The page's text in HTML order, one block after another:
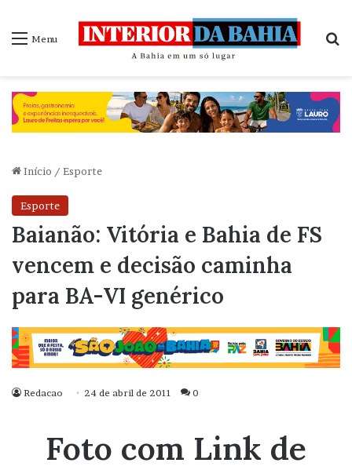
Menu
Início / Esporte
Esporte
Baianão: Vitória e Bahia de FS
vencem e decisão caminha
para BA-VI genérico
Redacao 24 de abril de 2011 0
Foto com Link de